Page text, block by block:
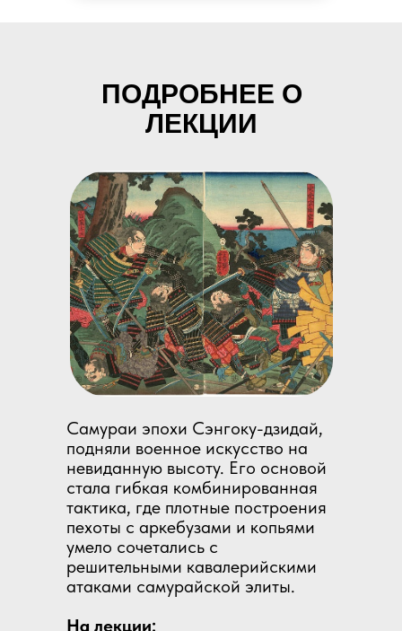
ПОДРОБНЕЕ О
ЛЕКЦИИ
Самураи эпохи Сэнгоку-дзидай,
подняли военное искусство на
невиданную высоту. Его основой
стала гибкая комбинированная
тактика, где плотные построения
пехоты с аркебузами и копьями
умело сочетались с
решительными кавалерийскими
атаками самурайской элиты.
На лекции: